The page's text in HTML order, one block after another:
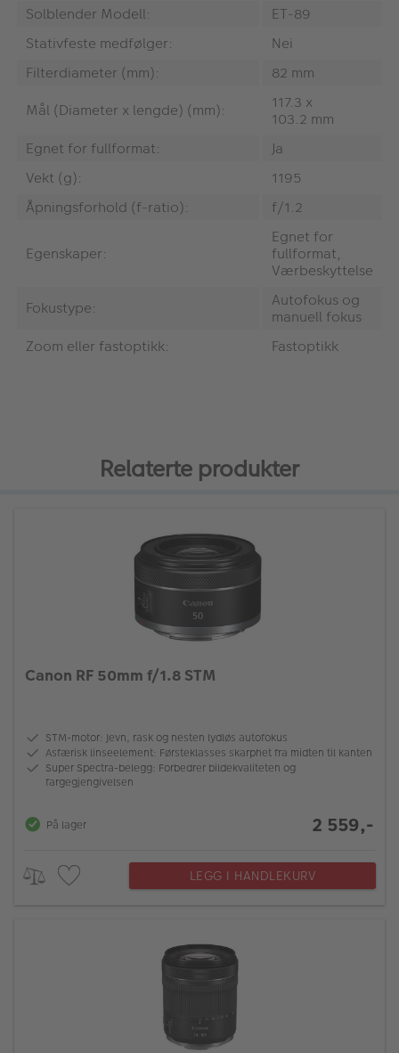
Solblender Modell:
ET-89
Stativfeste medfølger:
Nei
Filterdiameter (mm):
82 mm
Mål (Diameter x lengde) (mm):
117.3 x
103.2 mm
Egnet for fullformat:
Ja
Vekt (g):
1195
Åpningsforhold (f-ratio):
f/1.2
Egenskaper:
Egnet for
fullformat,
Værbeskyttelse
Fokustype:
Autofokus og
manuell fokus
Zoom eller fastoptikk:
Fastoptikk
Relaterte produkter
Canon RF 50mm f/1.8 STM
STM-motor: Jevn, rask og nesten lydløs autofokus
Asfærisk linseelement: Førsteklasses skarphet fra midten til kanten
Super Spectra-belegg: Forbedrer bildekvaliteten og
fargegjengivelsen
På lager 2 559,-
LEGG I HANDLEKURV